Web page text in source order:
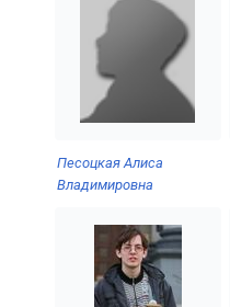
Песоцкая Алиса
Владимировна